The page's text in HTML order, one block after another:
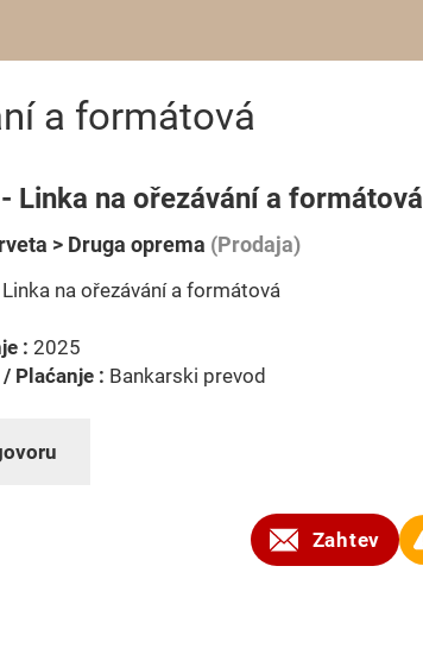
a formátová
Linka na ořezávání a formátová
> Druga oprema (Prodaja)
Linka na ořezávání a formátová
: 2025
Plaćanje : Bankarski prevod
Zahtev